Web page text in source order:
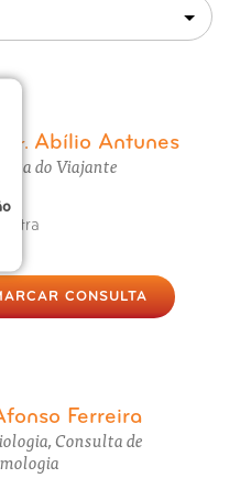
Dr. Abílio Antunes
do Viajante
Sintra
CONSULTA
Ferreira
Consulta de